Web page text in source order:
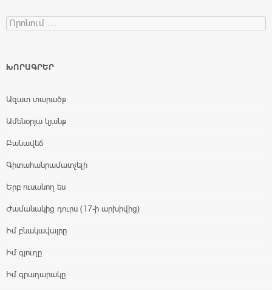
Search for:
ԽՈՐԱԳՐԵՐ
Ազատ տարածք
Ամենօրյա կյանք
Բանավեճ
Գիտահանրամատչելի
Երբ ուսանող ես
Ժամանակից դուրս (17-ի արխիվից)
Իմ բնակավայրը
Իմ գյուղը
Իմ գրադարակը